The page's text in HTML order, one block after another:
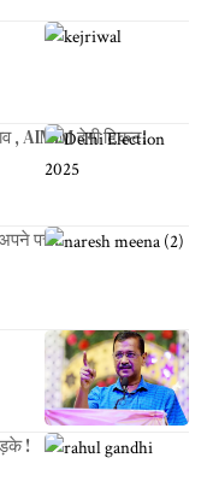
, AIMIM देगी टिकट!
पत्ते!
!